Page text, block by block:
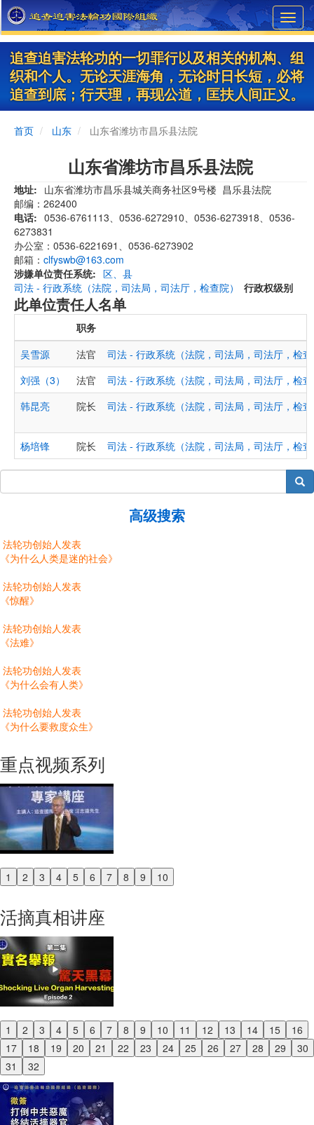
Skip
to
main
content
追查迫害法轮功的一切罪行以及相关的机构、组
织和个人。无论天涯海角，无论时日长短，必将
追查到底；行天理，再现公道，匡扶人间正义。
首页 山东 山东省潍坊市昌乐县法院
山东省潍坊市昌乐县法院
地址
山东省潍坊市昌乐县城关商务社区9号楼 昌乐县法院
邮编：262400
电话
0536-6761113、0536-6272910、0536-6273918、0536-
6273831
办公室：0536-6221691、0536-6273902
邮箱： clfyswb@163.com
涉嫌单位责任系统
司法 - 行政系统（法院，司法局，司法厅，检查院）
行政权级别
区、县
此单位责任人名单
职务
吴雪源
法官
司法 - 行政系统（法院，司法局，司法厅，检
刘强（3）
法官
司法 - 行政系统（法院，司法局，司法厅，检
韩昆亮
院长 司法 - 行政系统（法院，司法局，司法厅，检
杨培锋 院长 司法 - 行政系统（法院，司法局，司法厅，检
搜索
高级搜索
法轮功创始人发表
《为什么人类是迷的社会》
法轮功创始人发表
《惊醒》
法轮功创始人发表
《法难》
法轮功创始人发表
《为什么会有人类》
法轮功创始人发表
《为什么要救度众生》
重点视频系列
1 2 3 4 5 6 7 8 9 10
Previous
活摘真相讲座
1 2 3 4 5 6 7 8 9 10 11 12 13 14 15
16
17
18 19 20 21 22 23 24 25 26 27 28 29
30
31
32
Previous
Next